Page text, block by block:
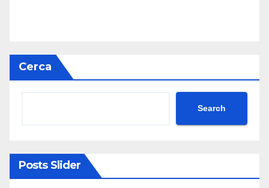
Cerca
Search
Posts Slider